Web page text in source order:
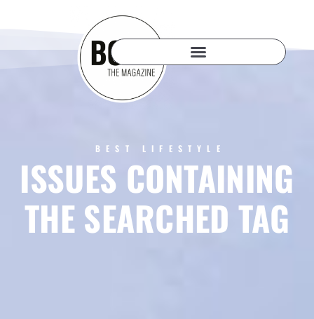
BEST LIFESTYLE
ISSUES CONTAINING
THE SEARCHED TAG